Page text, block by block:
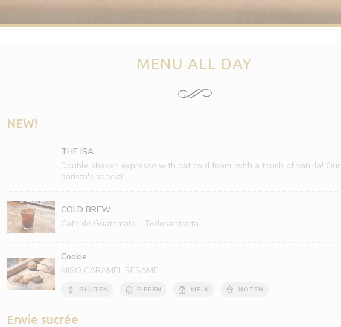
MENU ALL DAY
NEW!
THE ISA
Double shaken expresso with oat cold foam! with a touch of vanilla! Our
barista's special!
COLD BREW
Cafe de Guatemala - Todosantarita
Cookie
MISO CARAMEL SESAME
GLUTEN EIEREN MELK NOTEN
Envie sucrée